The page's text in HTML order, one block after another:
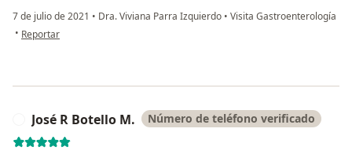
7 de julio de 2021 • Dra. Viviana Parra Izquierdo • Visita Gastroenterología
• en opinión del usuario Sara Valentina Cárdenas
Reportar
José R Botello M. Número de teléfono verificado